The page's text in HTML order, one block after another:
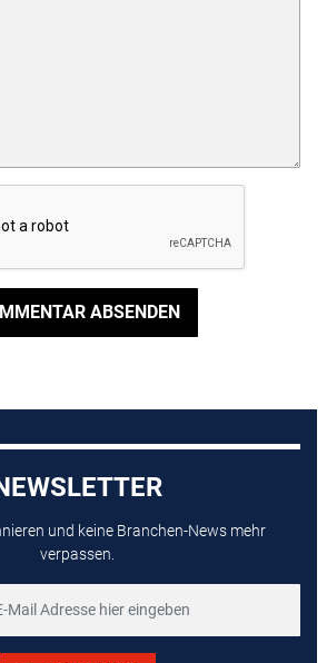
ABSENDEN
und keine Branchen-News mehr
verpassen.